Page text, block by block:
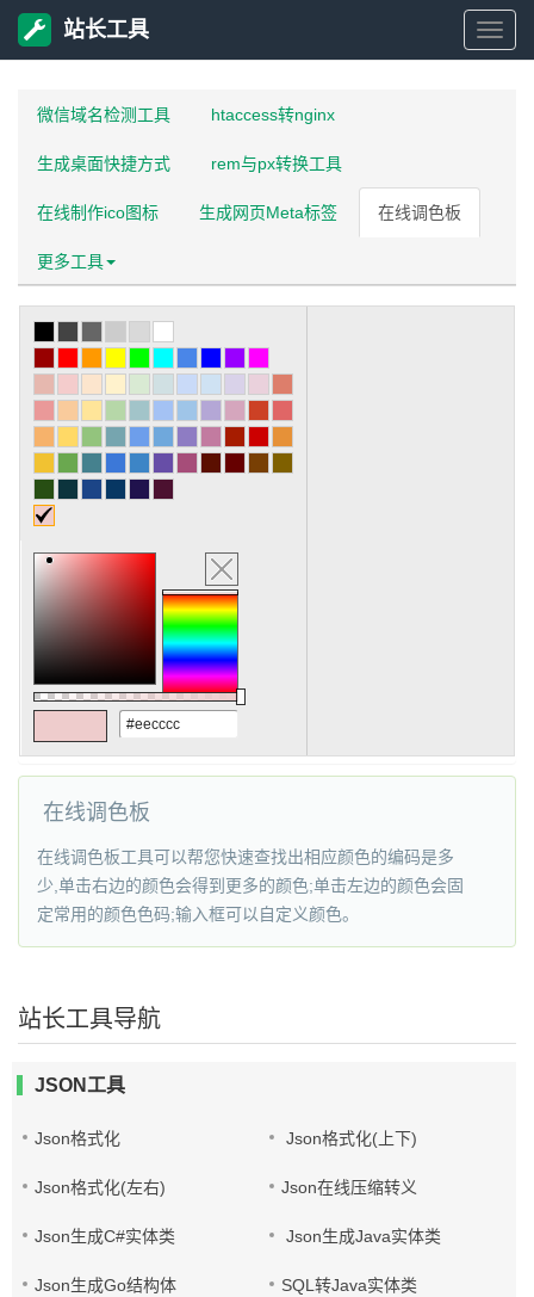
站
站长工具
微信域名检测工具 htaccess转nginx
生成桌面快捷方式 rem与px转换工具
在线制作ico图标 生成网页Meta标签 在线调色板
更多工具
在线调色板
在线调色板工具可以帮您快速查找出相应颜色的编码是多
少,单击右边的颜色会得到更多的颜色;单击左边的颜色会固
定常用的颜色色码;输入框可以自定义颜色。
站长工具导航
JSON工具
Json格式化 Json格式化(上下)
Json格式化(左右) Json在线压缩转义
Json生成C#实体类 Json生成Java实体类
Json生成Go结构体 SQL转Java实体类